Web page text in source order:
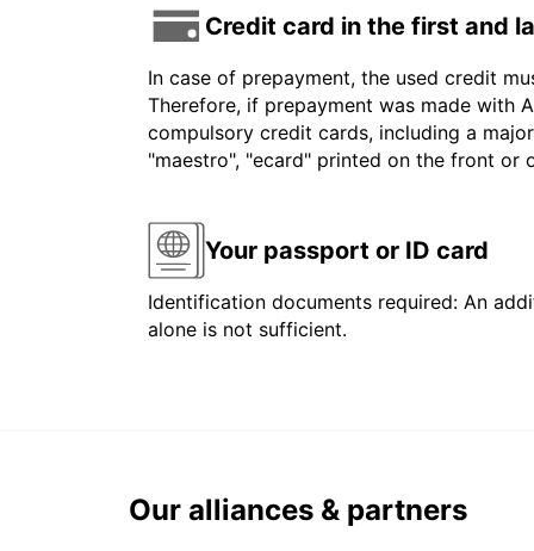
Credit card in the first and
In case of prepayment, the used credit
Therefore, if prepayment was made with
compulsory credit cards, including a
"maestro", "ecard" printed on the front
Your passport or ID card
Identification documents required: An
alone is not sufficient.
Our alliances & partners